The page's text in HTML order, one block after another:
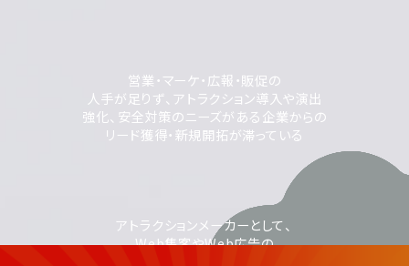
営業・マーケ・広報・販促の
人手が足りず、アトラクション導入や演出
強化、安全対策のニーズがある企業からの
リード獲得・新規開拓が滞っている
アトラクションメーカーとして、
Web集客やWeb広告の